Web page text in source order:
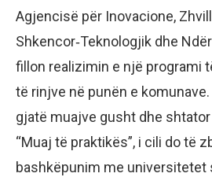
Agjencisë për Inovacione,
Shkencor‑Teknologjik dhe
fillon realizimin e një programi
të rinjve në punën e
gjatë muajve gusht dhe
“Muaj të praktikës”, i cili do të
bashkëpunim me universitetet